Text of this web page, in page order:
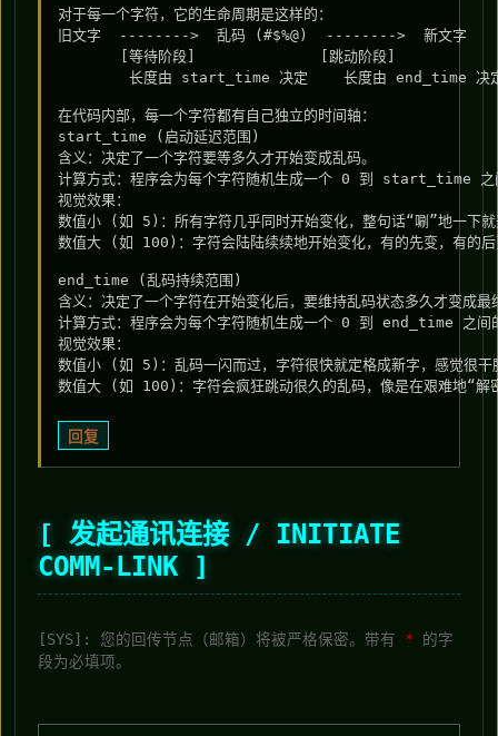
对于每一个字符，它的生命周期是这样的：
旧文字  -------->  乱码 (#$%@)  -------->  新文字
       [等待阶段]              [跳动阶段]
长度由 start_time 决定    长度由 end_time 决
在代码内部，每一个字符都有自己独立的时间轴：
start_time (启动延迟范围)
含义：决定了一个字符要等多久才开始变成乱码。
计算方式：程序会为每个字符随机生成一个 0 到 start_time 之
视觉效果：
数值小 (如 5)：所有字符几乎同时开始变化，整句话“唰”地一下就
数值大 (如 100)：字符会陆陆续续地开始变化，有的先变，有的后
end_time (乱码持续范围)
含义：决定了一个字符在开始变化后，要维持乱码状态多久才变成最
计算方式：程序会为每个字符随机生成一个 0 到 end_time 之间
视觉效果：
数值小 (如 5)：乱码一闪而过，字符很快就定格成新字，感觉很干
回复
[ 发起通讯连接 / INITIATE
COMM-LINK ]
[SYS]: 您的回传节点（邮箱）将被严格保密。带有 * 的字
段为必填项。